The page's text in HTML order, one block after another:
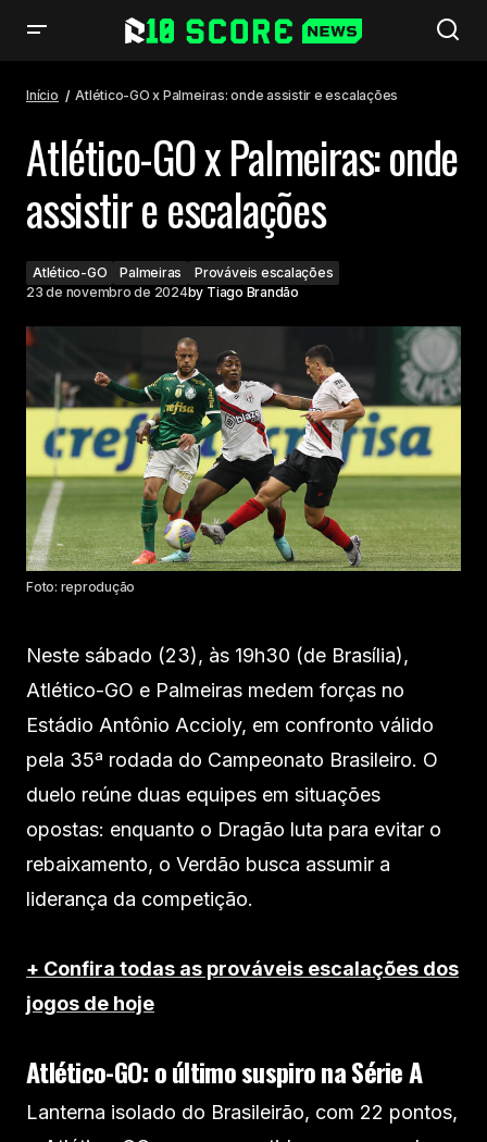
Início Atlético-GO x Palmeiras: onde assistir e escalações
Atlético-GO x Palmeiras: onde
assistir e escalações
Atlético-GO Palmeiras
Prováveis escalações
23 de novembro de 2024by Tiago Brandão
Foto: reprodução
Neste sábado (23), às 19h30 (de Brasília),
Atlético-GO e Palmeiras medem forças no
Estádio Antônio Accioly, em confronto válido
pela 35ª rodada do Campeonato Brasileiro. O
duelo reúne duas equipes em situações
opostas: enquanto o Dragão luta para evitar o
rebaixamento, o Verdão busca assumir a
liderança da competição.
+ Confira todas as prováveis escalações dos
jogos de hoje
Atlético-GO: o último suspiro na Série A
Lanterna isolado do Brasileirão, com 22 pontos,